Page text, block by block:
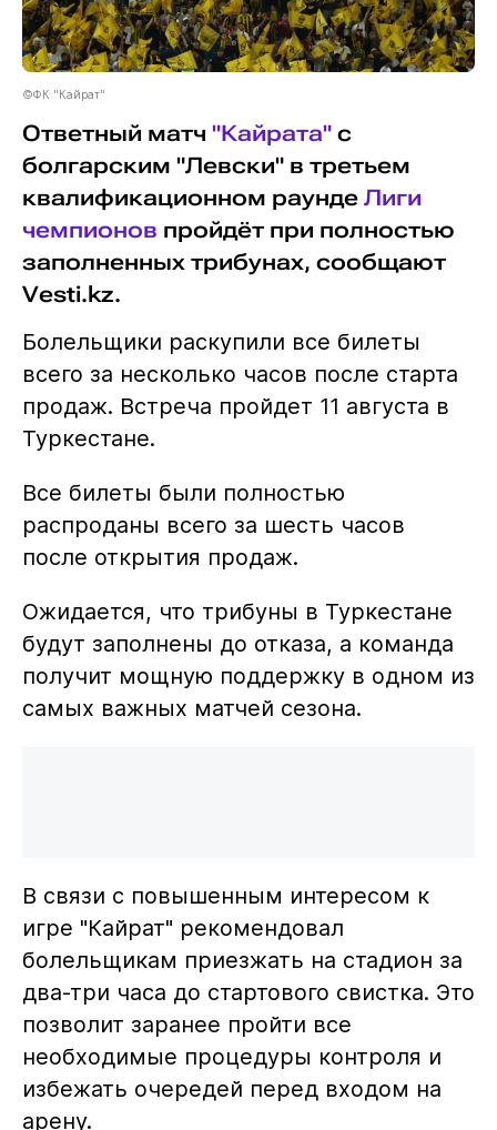
©ФК "Кайрат"
Ответный матч "Кайрата"с
болгарским "Левски" в третьем
квалификационном раунде Лиги
чемпионов пройдёт при полностью
заполненных трибунах, сообщают
Vesti.kz.
Болельщики раскупили все билеты
всего за несколько часов после старта
продаж. Встреча пройдет 11 августа в
Туркестане.
Все билеты были полностью
распроданы всего за шесть часов
после открытия продаж.
Ожидается, что трибуны в Туркестане
будут заполнены до отказа, а команда
получит мощную поддержку в одном из
самых важных матчей сезона.
В связи с повышенным интересом к
игре "Кайрат" рекомендовал
болельщикам приезжать на стадион за
два-три часа до стартового свистка. Это
позволит заранее пройти все
необходимые процедуры контроля и
избежать очередей перед входом на
арену.